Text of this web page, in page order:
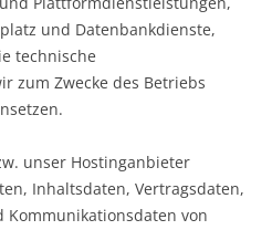
und Datenbankdienste,
technische
zum Zwecke des Betriebs
unser Hostinganbieter
Inhaltsdaten, Vertragsdaten,
von